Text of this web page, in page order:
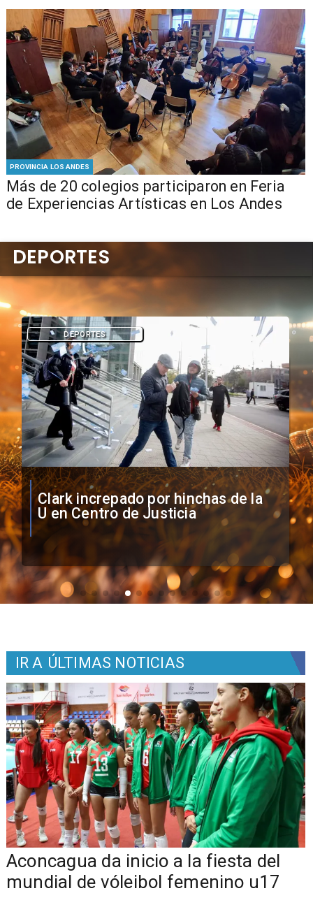
PROVINCIA LOS ANDES
Más de 20 colegios participaron en Feria
de Experiencias Artísticas en Los Andes
Vozinha firma contrato con Colo
Colo como nuevo arquero
DEPORTES
DEPORTES
IR A ÚLTIMAS NOTICIAS
Aconcagua da inicio a la fiesta del
mundial de vóleibol femenino u17